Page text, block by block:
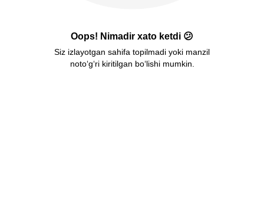
Oops! Nimadir xato ketdi 😕
Siz izlayotgan sahifa topilmadi yoki manzil
noto‘g‘ri kiritilgan bo‘lishi mumkin.